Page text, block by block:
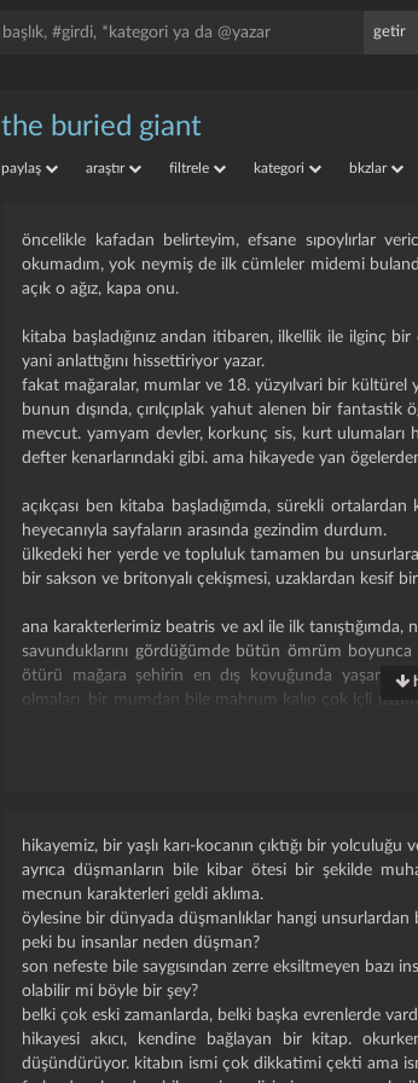
the buried giant
paylaş araştır filtrele kategori bkzlar
öncelikle kafadan belirteyim, efsane sıpoylırlar
okumadım, yok neymiş de ilk cümleler midemi
açık o ağız, kapa onu.
kitaba başladığınız andan itibaren, ilkellik ile ilginç bir
yani anlattığını hissettiriyor yazar.
fakat mağaralar, mumlar ve 18. yüzyılvari bir kültürel
bunun dışında, çırılçıplak yahut alenen bir
mevcut. yamyam devler, korkunç sis, kurt
defter kenarlarındaki gibi. ama hikayede yan
açıkçası ben kitaba başladığımda, sürekli
heyecanıyla sayfaların arasında gezindim durdum.
ülkedeki her yerde ve topluluk tamamen bu
bir sakson ve britonyalı çekişmesi, uzaklardan kesif
ana karakterlerimiz beatris ve axl ile ilk
savunduklarını gördüğümde bütün ömrüm
ötürü mağara şehirin en dış kovuğunda
olmaları, bir mumdan bile mahrum kalıp çok içli
kovanın bütünlük ilkesi olmasına rağmen
çocuğun çok acıyıp beatrise mum yapıp
hikayede bir sis havası var. bu sis, insanlara her
tartışırken, neden tartıştıklarını unutup bambaşka
bu ikisi de unutkanlıktan muzdaripler. fakat garip bir
rağmen biliyor, üzülüyor, toplumun bu içleracısı
sonunda sisin lanetine lanet edip, belki de
oğullarının peşine düşüyorlar.
şimdi, hava öyle ki her an ölebilirsiniz. cinler,
kaybolmalar neler neler... üstelik yaşlılar. üstelik
hikayemiz, bir yaşlı karı-kocanın çıktığı bir
ayrıca düşmanların bile kibar ötesi bir şekilde
mecnun karakterleri geldi aklıma.
öylesine bir dünyada düşmanlıklar hangi unsurlardan
peki bu insanlar neden düşman?
son nefeste bile saygısından zerre eksiltmeyen bazı
olabilir mi böyle bir şey?
belki çok eski zamanlarda, belki başka evrenlerde
hikayesi akıcı, kendine bağlayan bir kitap.
düşündürüyor. kitabın ismi çok dikkatimi çekti ama